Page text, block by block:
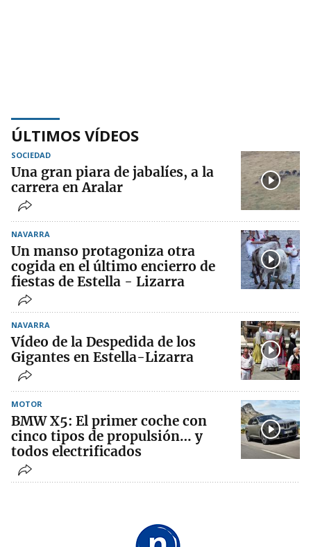
ÚLTIMOS VÍDEOS
SOCIEDAD
Una gran piara de jabalíes, a la
carrera en Aralar
NAVARRA
Un manso protagoniza otra
cogida en el último encierro de
fiestas de Estella - Lizarra
NAVARRA
Vídeo de la Despedida de los
Gigantes en Estella-Lizarra
MOTOR
BMW X5: El primer coche con
cinco tipos de propulsión… y
todos electrificados